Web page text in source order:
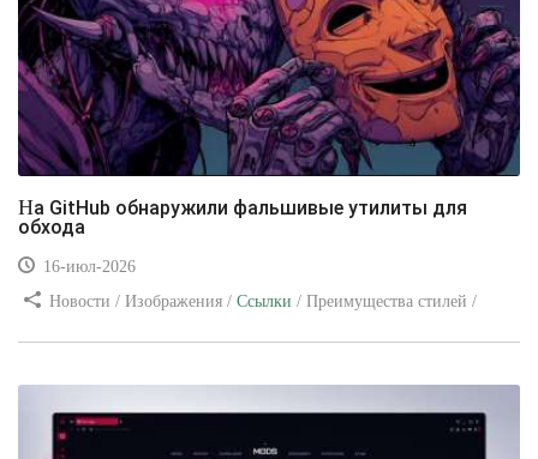
На GitHub обнаружили фальшивые утилиты для
обхода
16-июл-2026
Новости / Изображения / Ссылки / Преимущества стилей /